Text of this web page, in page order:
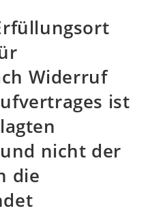
Widerruf
ist
nicht der
die